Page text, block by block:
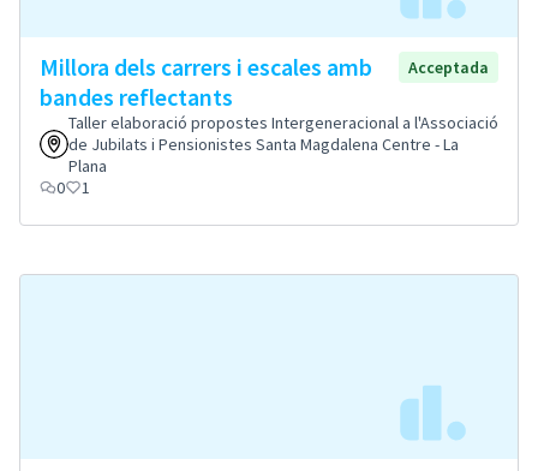
Millora dels carrers i escales amb
bandes reflectants
Acceptada
Taller elaboració propostes Intergeneracional a l'Associació
de Jubilats i Pensionistes Santa Magdalena Centre - La
Plana
0
1